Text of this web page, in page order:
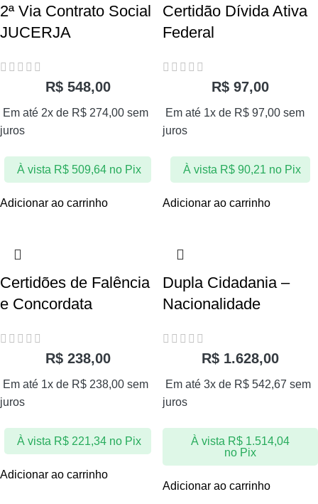
2ª Via Contrato Social
JUCERJA
R$548,00
Em até 2x de R$ 274,00 sem
juros
À vista R$ 509,64 no Pix
Adicionar ao carrinho
Certidão Dívida Ativa
Federal
R$ 97,00
Em até 1x de R$ 97,00 sem
juros
À vista R$90,21 no Pix
Adicionar ao carrinho
Certidões de Falência
e Concordata
R$238,00
Em até 1x de R$ 238,00 sem
juros
À vista R$ 221,34 no Pix
Adicionar ao carrinho
Dupla Cidadania –
Nacionalidade
R$ 1.628,00
Em até 3x de R$ 542,67 sem
juros
À vista R$ 1.514,04
no Pix
Adicionar ao carrinho